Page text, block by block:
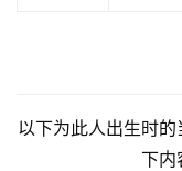
以下为此人出生时
下内